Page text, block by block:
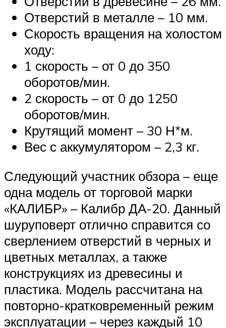
Отверстий в металле – 10 мм.
Скорость вращения на холостом
ходу:
1 скорость – от 0 до 350
оборотов/мин.
2 скорость – от 0 до 1250
оборотов/мин.
Крутящий момент – 30 Н*м.
Вес с аккумулятором – 2,3 кг.
Следующий участник обзора – еще
одна модель от торговой марки
«КАЛИБР» – Калибр ДА-20. Данный
шуруповерт отлично справится со
сверлением отверстий в черных и
цветных металлах, а также
конструкциях из древесины и
пластика. Модель рассчитана на
повторно-кратковременный режим
эксплуатации – через каждый 10